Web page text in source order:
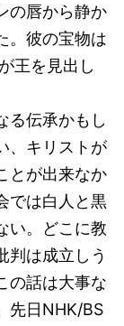
の唇から静か
。彼の宝物は
王を見出し
る伝承かもし
、キリストが
とが出来なか
では白人と黒
い。どこに教
判は成立しう
の話は大事な
先日NHK/BS